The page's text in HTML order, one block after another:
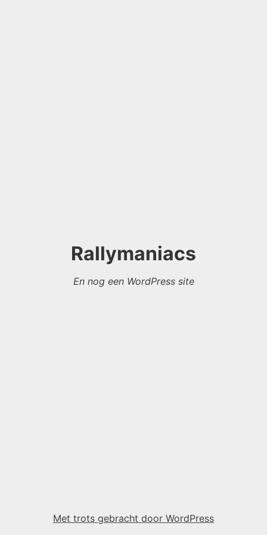
Rallymaniacs
En nog een WordPress site
Met trots gebracht door WordPress